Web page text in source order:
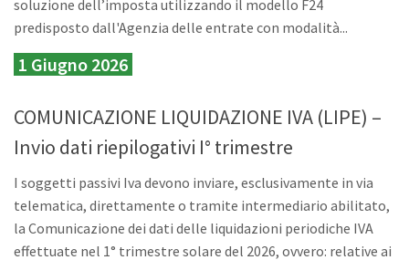
soluzione dell’imposta utilizzando il modello F24
predisposto dall'Agenzia delle entrate con modalità...
1 Giugno 2026
COMUNICAZIONE LIQUIDAZIONE IVA (LIPE) –
Invio dati riepilogativi I° trimestre
I soggetti passivi Iva devono inviare, esclusivamente in via
telematica, direttamente o tramite intermediario abilitato,
la Comunicazione dei dati delle liquidazioni periodiche IVA
effettuate nel 1° trimestre solare del 2026, ovvero: relative ai